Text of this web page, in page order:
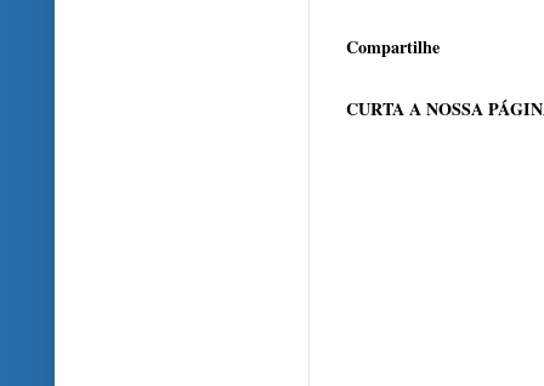
Compartilhe
CURTA A NOSSA